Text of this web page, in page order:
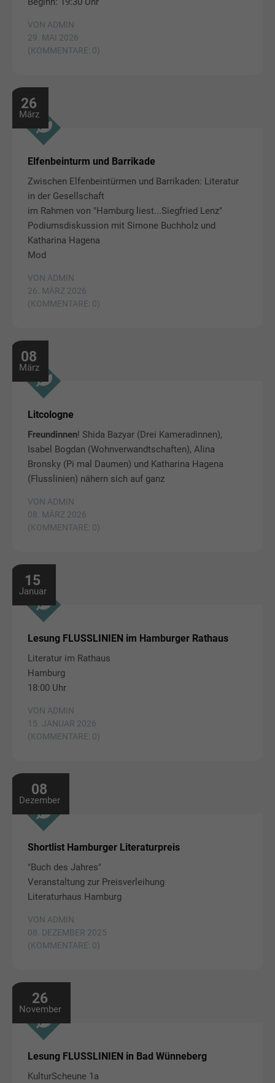
VON ADMIN
29. MAI 2026
(KOMMENTARE: 0)
26
März
Elfenbeinturm und Barrikade
Zwischen Elfenbeintürmen und Barrikaden: Literatur
in der Gesellschaft
im Rahmen von "Hamburg liest...Siegfried Lenz"
Podiumsdiskussion mit Simone Buchholz und
Katharina Hagena
Mod
VON ADMIN
26. MÄRZ 2026
(KOMMENTARE: 0)
08
März
Litcologne
Freundinnen! Shida Bazyar (Drei Kameradinnen),
Isabel Bogdan (Wohnverwandtschaften), Alina
Bronsky (Pi mal Daumen) und Katharina Hagena
(Flusslinien) nähern sich auf ganz
VON ADMIN
08. MÄRZ 2026
(KOMMENTARE: 0)
15
Januar
Lesung FLUSSLINIEN im Hamburger Rathaus
Literatur im Rathaus
Hamburg
18:00 Uhr
VON ADMIN
15. JANUAR 2026
(KOMMENTARE: 0)
08
Dezember
Shortlist Hamburger Literaturpreis
"Buch des Jahres"
Veranstaltung zur Preisverleihung
Literaturhaus Hamburg
VON ADMIN
08. DEZEMBER 2025
(KOMMENTARE: 0)
26
November
Lesung FLUSSLINIEN in Bad Wünneberg
KulturScheune 1a